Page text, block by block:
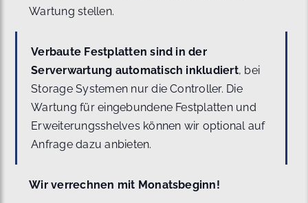
Wartung stellen.
Verbaute Festplatten sind in der
Serverwartung automatisch inkludiert, bei
Storage Systemen nur die Controller. Die
Wartung für eingebundene Festplatten und
Erweiterungsshelves können wir optional auf
Anfrage dazu anbieten.
Wir verrechnen mit Monatsbeginn!